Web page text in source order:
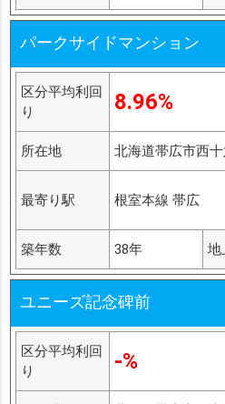
パークサイドマンション
区分平均利回
り
8.96%
所在地 北海道帯広市西
最寄り駅 根室本線 帯広
築年数 38年 地
ユニーズ記念碑前
区分平均利回
り
-%